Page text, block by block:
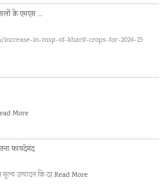
के एमएस …
in-msp-of-kharif-crops-for-2024-25
More
फायदेमंद
उत्पादन कि दरRead More